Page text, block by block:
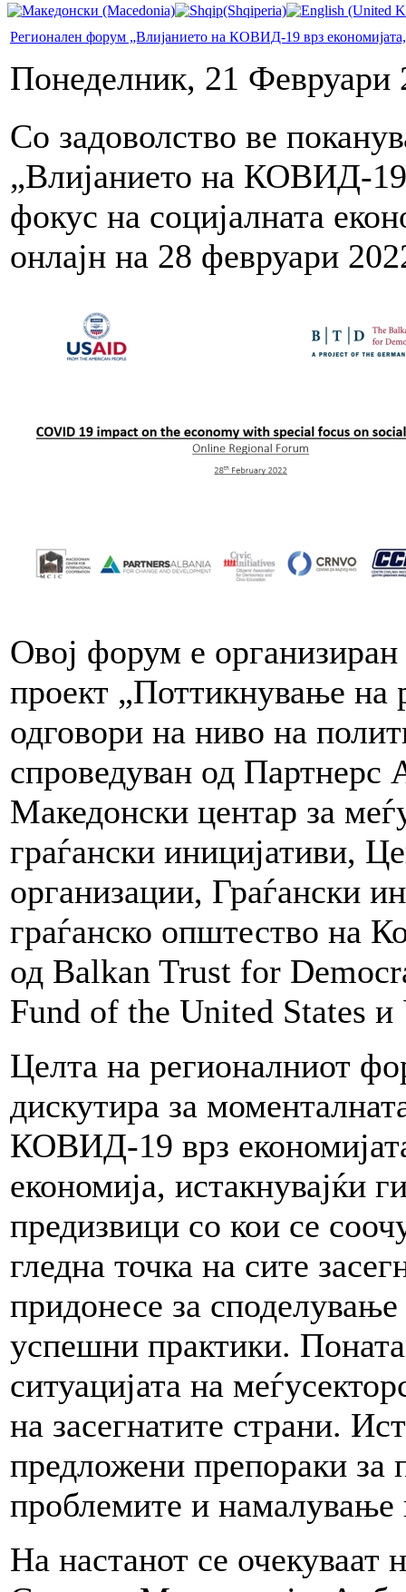
Регионален форум „Влијанието на КОВИД-19 врз економијата,
Понеделник, 21 Февруари
Со задоволство ве
„Влијанието на КОВИД-19
фокус на социјалната
онлајн на 28 февруари
Овој форум е
проект „Поттикнување на
одговори на ниво на
спроведуван од Партнерс
Македонски центар за
граѓански иницијативи,
организации, Граѓански
граѓанско општество на
од Balkan Trust for
Fund of the United
Целта на регионалниот
дискутира за
КОВИД-19 врз
економија, истакнувајќи
предизвици со кои се
гледна точка на сите
придонесе за
успешни практики.
ситуацијата на
на засегнатите страни.
предложени препораки за
проблемите и
На настанот се очекуваат